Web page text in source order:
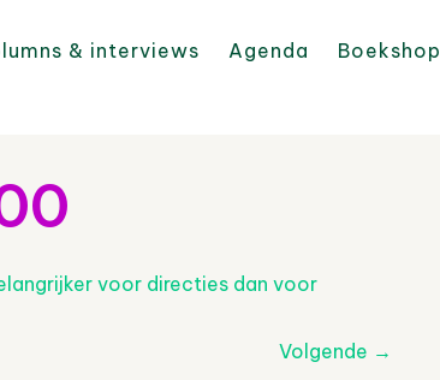
& interviews Agenda Boekshop
voor directies dan voor
Volgende →